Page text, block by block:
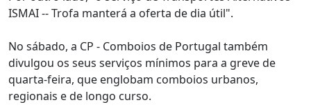
ISMAI -- Trofa manterá a oferta de dia útil".
No sábado, a CP - Comboios de Portugal também
divulgou os seus serviços mínimos para a greve de
quarta-feira, que englobam comboios urbanos,
regionais e de longo curso.